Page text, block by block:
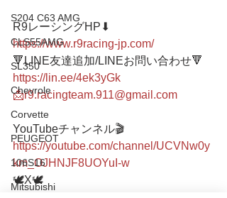
S204 C63 AMG
CLS55AMG
SL350
Chevrole
Corvette
PEUGEOT
106S16
Mitsubishi
R9レーシングHP⬇︎
https://www.r9racing-jp.com/
🔻LINE友達追加/LINEお問い合わせ🔻
https://lin.ee/4ek3yGk
📩r9.racingteam.911@gmail.com
YouTubeチャンネル🎬
https://youtube.com/channel/UCVNw0y
km_OJHNJF8UOYuI-w
🕊X🕊